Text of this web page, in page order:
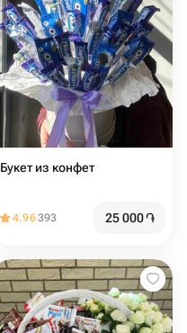
Букет из конфет
4.96393 25 000֏